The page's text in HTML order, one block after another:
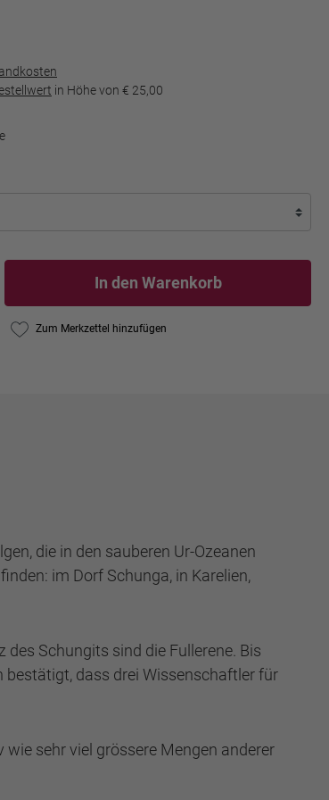
in Höhe von € 25,00
In den Warenkorb
Zum Merkzettel hinzufügen
die in den sauberen Ur-Ozeanen
im Dorf Schunga, in Karelien,
Schungits sind die Fullerene. Bis
dass drei Wissenschaftler für
sehr viel grössere Mengen anderer